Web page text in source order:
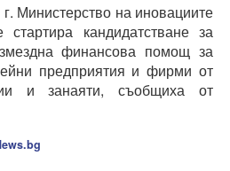
Министерство на иновациите
кандидатстване за
финансова помощ за
предприятия и фирми от
и занаяти, съобщиха от